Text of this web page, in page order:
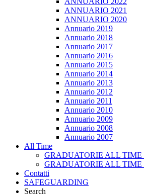
ANNUARIO 2021
ANNUARIO 2020
Annuario 2019
Annuario 2018
Annuario 2017
Annuario 2016
Annuario 2015
Annuario 2014
Annuario 2013
Annuario 2012
Annuario 2011
Annuario 2010
Annuario 2009
Annuario 2008
Annuario 2007
All Time
GRADUATORIE ALL TIME
GRADUATORIE ALL TIME
Contatti
SAFEGUARDING
Search